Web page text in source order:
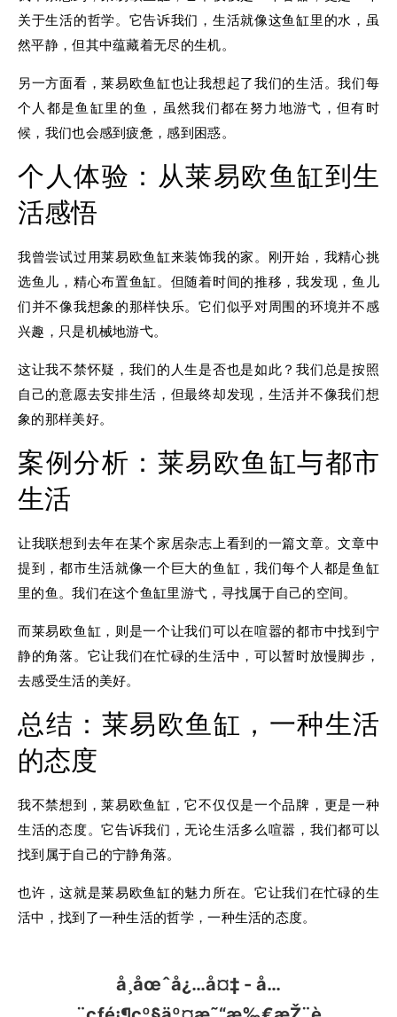
关于生活的哲学。它告诉我们，生活就像这鱼缸里的水，虽
然平静，但其中蕴藏着无尽的生机。
另一方面看，莱易欧鱼缸也让我想起了我们的生活。我们每
个人都是鱼缸里的鱼，虽然我们都在努力地游弋，但有时
候，我们也会感到疲惫，感到困惑。
个人体验：从莱易欧鱼缸到生
活感悟
我曾尝试过用莱易欧鱼缸来装饰我的家。刚开始，我精心挑
选鱼儿，精心布置鱼缸。但随着时间的推移，我发现，鱼儿
们并不像我想象的那样快乐。它们似乎对周围的环境并不感
兴趣，只是机械地游弋。
这让我不禁怀疑，我们的人生是否也是如此？我们总是按照
自己的意愿去安排生活，但最终却发现，生活并不像我们想
象的那样美好。
案例分析：莱易欧鱼缸与都市
生活
让我联想到去年在某个家居杂志上看到的一篇文章。文章中
提到，都市生活就像一个巨大的鱼缸，我们每个人都是鱼缸
里的鱼。我们在这个鱼缸里游弋，寻找属于自己的空间。
而莱易欧鱼缸，则是一个让我们可以在喧嚣的都市中找到宁
静的角落。它让我们在忙碌的生活中，可以暂时放慢脚步，
去感受生活的美好。
总结：莱易欧鱼缸，一种生活
的态度
我不禁想到，莱易欧鱼缸，它不仅仅是一个品牌，更是一种
生活的态度。它告诉我们，无论生活多么喧嚣，我们都可以
找到属于自己的宁静角落。
也许，这就是莱易欧鱼缸的魅力所在。它让我们在忙碌的生
活中，找到了一种生活的哲学，一种生活的态度。